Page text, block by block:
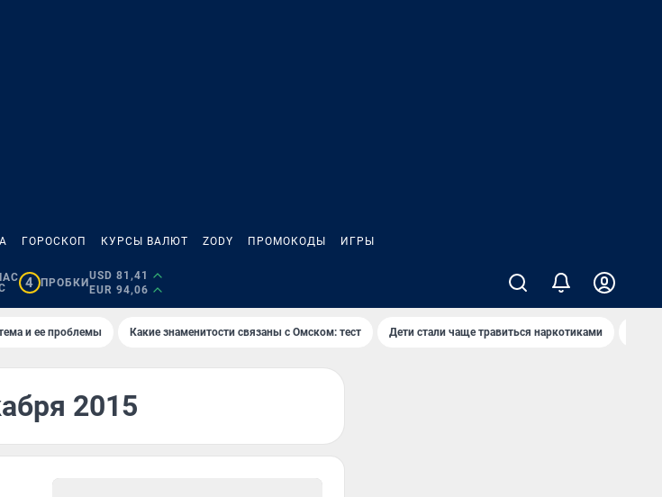
ГОРОСКОП КУРСЫ ВАЛЮТ ZODY ПРОМОКОДЫ ИГРЫ
4 ПРОБКИ
USD 81,41
EUR 94,06
и ее проблемы Какие знаменитости связаны с Омском: тест Дети стали чаще травиться наркотиками
2015